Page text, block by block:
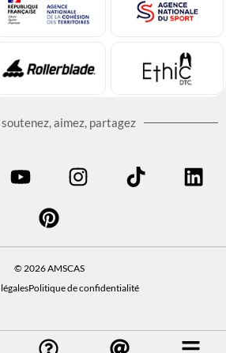
aimez, partagez
© 2026 AMSCAS
Politique de confidentialité